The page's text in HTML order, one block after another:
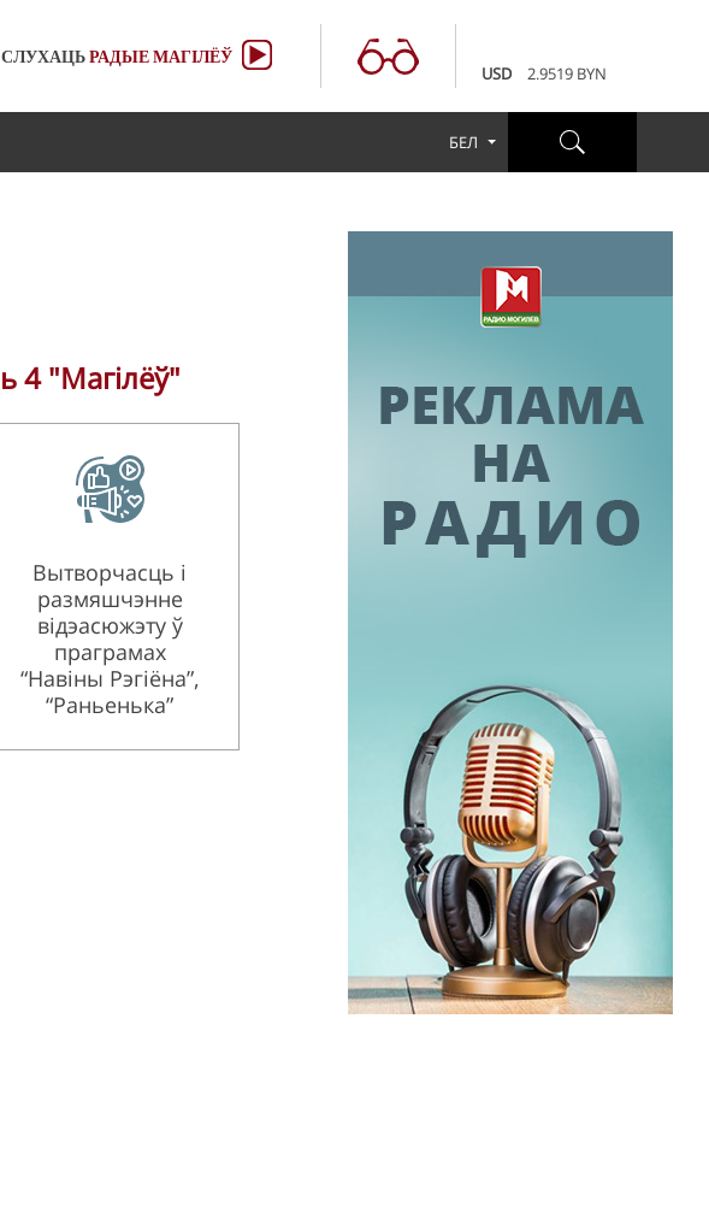
СЛУХАЦЬРАДЫЕМАГІЛЁЎ
USD
2.9519 BYN
3.4231 BYN
2.9519 BYN
БЕЛ
4 "Магілёў"
Вытворчасць і
размяшчэнне
відэасюжэту ў
праграмах
“Навіны Рэгіёна”,
“Раньенька”